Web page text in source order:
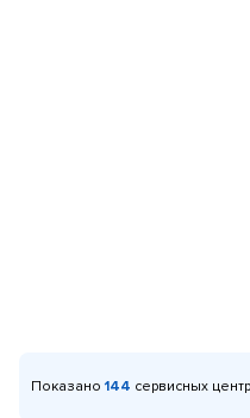
Показано 144 сервисных